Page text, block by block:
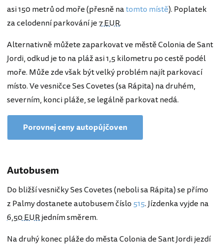
asi 150 metrů od moře (přesně natomto místě). Poplatek
za celodenní parkování je7 EUR.
Alternativně můžete zaparkovat ve městě Colonia de Sant
Jordi, odkud je to na pláž asi 1,5 kilometru po cestě podél
moře. Může zde však být velký problém najít parkovací
místo. Ve vesničce Ses Covetes (sa Rápita) na druhém,
severním, konci pláže, se legálně parkovat nedá.
Porovnej ceny autopůjčoven
Autobusem
Do bližší vesničky Ses Covetes (neboli sa Rápita) se přímo
z Palmy dostanete autobusem číslo 515. Jízdenka vyjde na
6,50 EURjedním směrem.
Na druhý konec pláže do města Colonia de Sant Jordi jezdí